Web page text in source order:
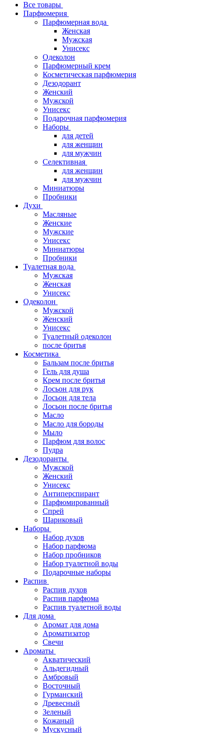
Все товары
Парфюмерия
Парфюмерная вода
Женская
Мужская
Унисекс
Одеколон
Парфюмерный крем
Косметическая парфюмерия
Дезодорант
Женский
Мужской
Унисекс
Подарочная парфюмерия
Наборы
для детей
для женщин
для мужчин
Селективная
для женщин
для мужчин
Миниатюры
Пробники
Духи
Масляные
Женские
Мужские
Унисекс
Миниатюры
Пробники
Туалетная вода
Мужская
Женская
Унисекс
Одеколон
Мужской
Женский
Унисекс
Туалетный одеколон
после бритья
Косметика
Бальзам после бритья
Гель для душа
Крем после бритья
Лосьон для рук
Лосьон для тела
Лосьон после бритья
Масло
Масло для бороды
Мыло
Парфюм для волос
Пудра
Дезодоранты
Мужской
Женский
Унисекс
Антиперспирант
Парфюмированный
Спрей
Шариковый
Наборы
Набор духов
Набор парфюма
Набор пробников
Набор туалетной воды
Подарочные наборы
Распив
Распив духов
Распив парфюма
Распив туалетной воды
Для дома
Аромат для дома
Ароматизатор
Свечи
Ароматы
Акватический
Альдегидный
Амбровый
Восточный
Гурманский
Древесный
Зеленый
Кожаный
Мускусный